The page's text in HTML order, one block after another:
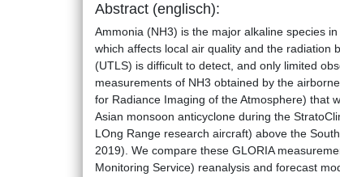
Abstract (englisch):
Ammonia (NH3) is the major alkaline species
which affects local air quality and the radiation
(UTLS) is difficult to detect, and only limited
measurements of NH3 obtained by the
for Radiance Imaging of the Atmosphere) that
Asian monsoon anticyclone during the
LOng Range research aircraft) above the
2019). We compare these GLORIA
Monitoring Service) reanalysis and forecast